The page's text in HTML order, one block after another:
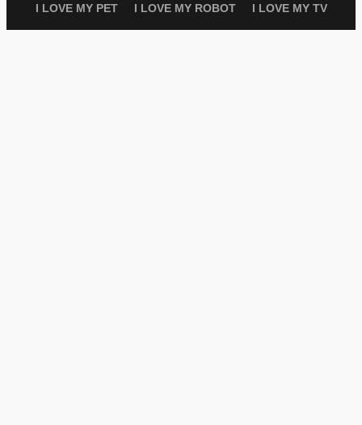
I LOVE MY PET
I LOVE MY ROBOT I LOVE MY TV